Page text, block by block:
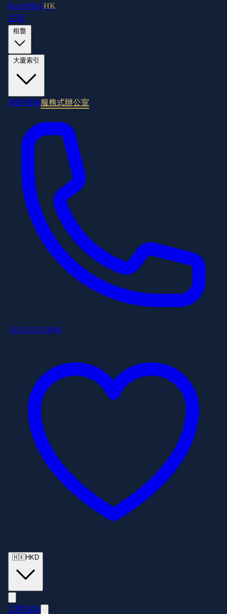
RentOfficeHK
主頁
地區指南服務式辦公室
+852 6253 8886
🇭🇰HKD
立即諮詢